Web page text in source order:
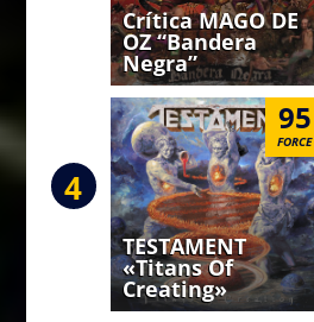
Crítica MAGO DE
OZ “Bandera
Negra”
4
95
FORCE
TESTAMENT
«Titans Of
Creating»